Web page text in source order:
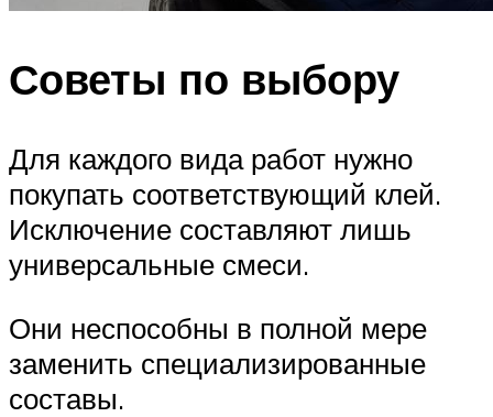
Советы по выбору
Для каждого вида работ нужно
покупать соответствующий клей.
Исключение составляют лишь
универсальные смеси.
Они неспособны в полной мере
заменить специализированные
составы.